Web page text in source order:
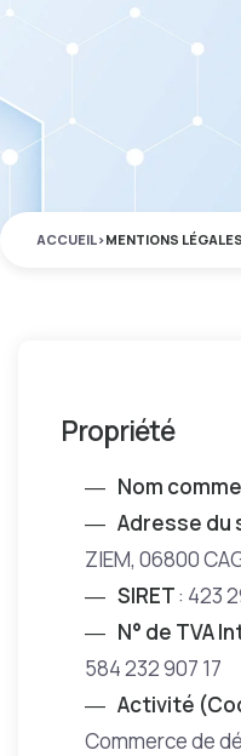
ACCUEIL>MENTIONS LÉGALES
Propriété
Nom
Adresse du
ZIEM, 06800
SIRET: 423
N° de TVA
584 232 907 17
Activité
Commerce de